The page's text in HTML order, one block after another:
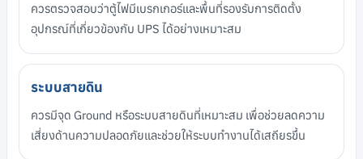
ควรตรวจสอบว่าตู้ไฟมีเบรกเกอร์และพื้นที่รองรับการติดตั้ง
อุปกรณ์ที่เกี่ยวข้องกับ UPS ได้อย่างเหมาะสม
ระบบสายดิน
ควรมีจุด Ground หรือระบบสายดินที่เหมาะสม เพื่อช่วยลดความ
เสี่ยงด้านความปลอดภัยและช่วยให้ระบบทำงานได้เสถียรขึ้น